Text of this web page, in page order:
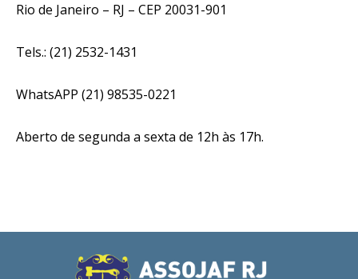
Rio de Janeiro – RJ – CEP 20031-901
Tels.: (21) 2532-1431
WhatsAPP (21) 98535-0221
Aberto de segunda a sexta de 12h às 17h.